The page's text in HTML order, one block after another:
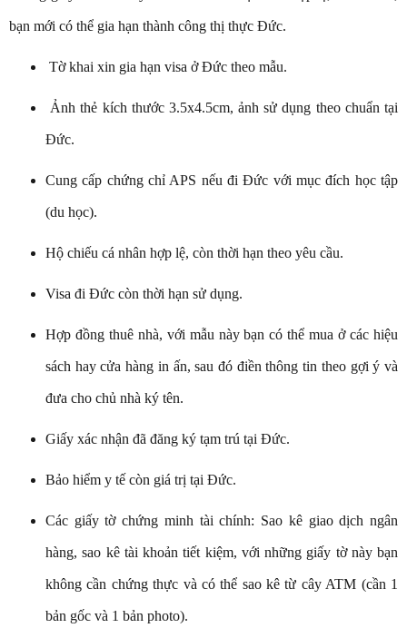
bạn mới có thể gia hạn thành công thị thực Đức.
Tờ khai xin gia hạn visa ở Đức theo mẫu.
Ảnh thẻ kích thước 3.5x4.5cm, ảnh sử dụng theo chuẩn tại
Đức.
Cung cấp chứng chỉ APS nếu đi Đức với mục đích học tập
(du học).
Hộ chiếu cá nhân hợp lệ, còn thời hạn theo yêu cầu.
Visa đi Đức còn thời hạn sử dụng.
Hợp đồng thuê nhà, với mẫu này bạn có thể mua ở các hiệu
sách hay cửa hàng in ấn, sau đó điền thông tin theo gợi ý và
đưa cho chủ nhà ký tên.
Giấy xác nhận đã đăng ký tạm trú tại Đức.
Bảo hiểm y tế còn giá trị tại Đức.
Các giấy tờ chứng minh tài chính: Sao kê giao dịch ngân
hàng, sao kê tài khoản tiết kiệm, với những giấy tờ này bạn
không cần chứng thực và có thể sao kê từ cây ATM (cần 1
bản gốc và 1 bản photo).